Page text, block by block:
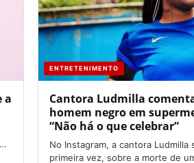
ENTRETENIMENTO
Cantora Ludmilla
homem negro em
“Não há o que celebrar”
No Instagram, a cantora
primeira vez, sobre a morte de